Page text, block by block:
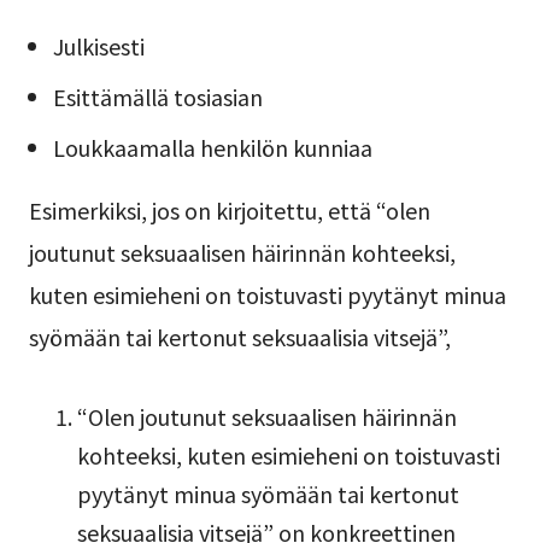
Julkisesti
Esittämällä tosiasian
Loukkaamalla henkilön kunniaa
Esimerkiksi, jos on kirjoitettu, että “olen
joutunut seksuaalisen häirinnän kohteeksi,
kuten esimieheni on toistuvasti pyytänyt minua
syömään tai kertonut seksuaalisia vitsejä”,
“Olen joutunut seksuaalisen häirinnän
kohteeksi, kuten esimieheni on toistuvasti
pyytänyt minua syömään tai kertonut
seksuaalisia vitsejä” on konkreettinen